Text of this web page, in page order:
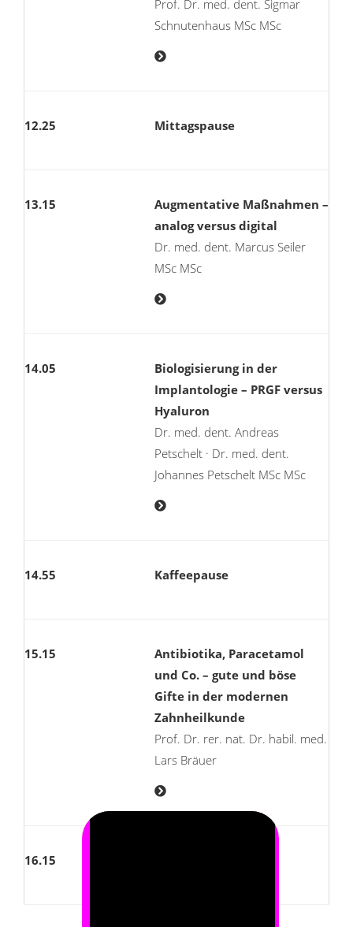
Prof. Dr. med. dent. Sigmar
Schnutenhaus MSc MSc
12.25 Mittagspause
13.15
Augmentative Maßnahmen –
analog versus digital
Dr. med. dent. Marcus Seiler
MSc MSc
14.05
Biologisierung in der
Implantologie – PRGF versus
Hyaluron
Dr. med. dent. Andreas
Petschelt · Dr. med. dent.
Johannes Petschelt MSc MSc
14.55 Kaffeepause
15.15
Antibiotika, Paracetamol
und Co. – gute und böse
Gifte in der modernen
Zahnheilkunde
Prof. Dr. rer. nat. Dr. habil. med.
Lars Bräuer
16.15